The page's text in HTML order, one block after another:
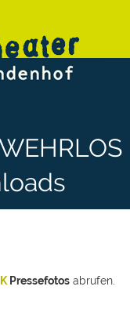
Pressefotos abrufen.